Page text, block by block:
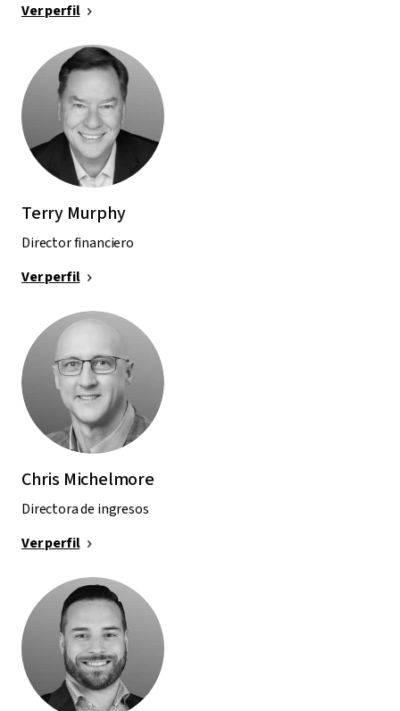
Ver perfil
Terry Murphy
Director financiero
Ver perfil
Chris Michelmore
Directora de ingresos
Ver perfil